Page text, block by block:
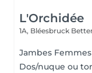
L'Orchidée
1A, Bléesbruck
Jambes Femmes
Dos/nuque ou